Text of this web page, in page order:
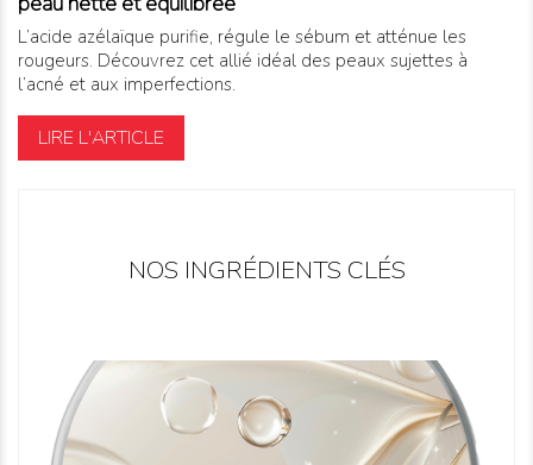
L’acide azélaïque purifie, régule le sébum et atténue les
rougeurs. Découvrez cet allié idéal des peaux sujettes à
l’acné et aux imperfections.
LIRE L'ARTICLE
NOS INGRÉDIENTS CLÉS